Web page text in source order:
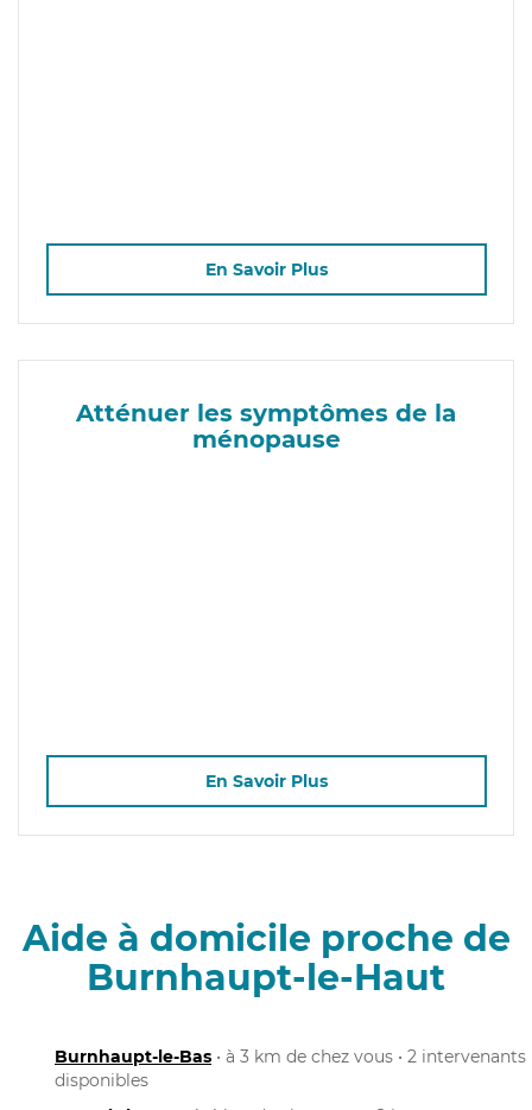
En Savoir Plus
Atténuer les symptômes de la
ménopause
En Savoir Plus
Aide à domicile proche de
Burnhaupt-le-Haut
Burnhaupt-le-Bas • à 3 km de chez vous • 2 intervenants
disponibles